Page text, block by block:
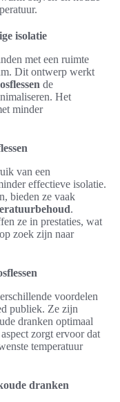
isolatie
met een ruimte
Dit ontwerp werkt
de
Het
minder
van een
effectieve isolatie.
bieden ze vaak
.
ze in prestaties, wat
zoek zijn naar
voordelen
publiek. Ze zijn
dranken optimaal
zorgt ervoor dat
temperatuur
dranken